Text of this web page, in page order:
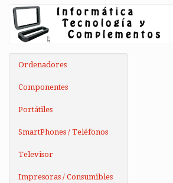
Ordenadores
Componentes
Portátiles
SmartPhones / Teléfonos
Televisor
Impresoras / Consumibles